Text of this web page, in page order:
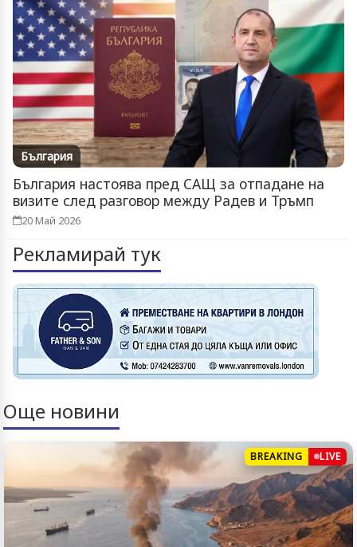
България
България настоява пред САЩ за отпадане на
визите след разговор между Радев и Тръмп
20 Май 2026
Рекламирай тук
Още новини
BREAKING LIVE